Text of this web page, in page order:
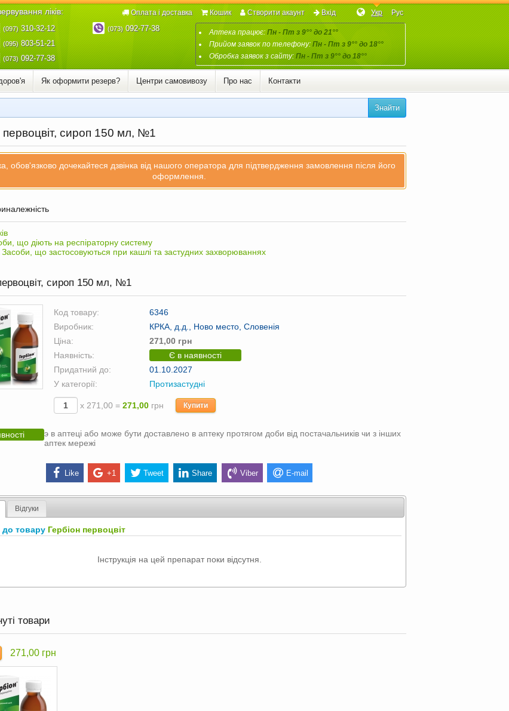
ліків:
(097)310-32-12
(095)803-51-21
(073)092-77-38
(073)092-77-38 Аптека працює:Пн - Пт з 9°° до 21°°
Прийом заявок по телефону:Пн - Пт з 9°° до 18°°
Обробка заявок з сайту:Пн - Пт з 9°° до 18°°
Укр Рус
Оплата і доставка Кошик Створити акаунт Вхід
Як оформити резерв? Центри самовивозу Про нас Контакти
Знайти
первоцвіт, сироп 150 мл, №1
обов'язково дочекайтеся дзвінка від нашого оператора для підтвердження замовлення після його
оформлення.
що діють на респіраторну систему
Засоби, що застосовуються при кашлі та застудних захворюваннях
сироп 150 мл, №1
Код товару:
6346
Виробник:
КРКА, д.д., Ново место, Словенія
Ціна:
271,00 грн
Наявність:
Є в наявності
Придатний до:
01.10.2027
У категорії:
Протизастудні
х 271,00 = 271,00 грн Купити
э в аптеці або може бути доставлено в аптеку протягом доби від постачальників чи з інших
аптек мережі
Like +1 Tweet Share Viber E-mail
Відгуки
до товару Гербіон первоцвіт
Інструкція на цей препарат поки відсутня.
товари
271,00 грн